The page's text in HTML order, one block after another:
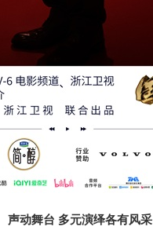
声动舞台 多元演绎各有风采